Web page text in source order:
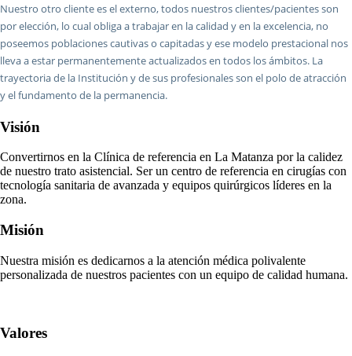
Nuestro otro cliente es el externo, todos nuestros clientes/pacientes son
por elección, lo cual obliga a trabajar en la calidad y en la excelencia, no
poseemos poblaciones cautivas o capitadas y ese modelo prestacional nos
lleva a estar permanentemente actualizados en todos los ámbitos. La
trayectoria de la Institución y de sus profesionales son el polo de atracción
y el fundamento de la permanencia.
Visión
Convertirnos en la Clínica de referencia en La Matanza por la calidez
de nuestro trato asistencial. Ser un centro de referencia en cirugías con
tecnología sanitaria de avanzada y equipos quirúrgicos líderes en la
zona.
Misión
Nuestra misión es dedicarnos a la atención médica polivalente
personalizada de nuestros pacientes con un equipo de calidad humana.
Valores